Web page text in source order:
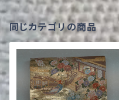
同じカテゴリの商品